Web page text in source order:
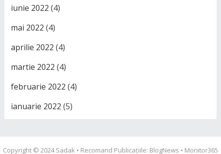
iunie 2022 (4)
mai 2022 (4)
aprilie 2022 (4)
martie 2022 (4)
februarie 2022 (4)
ianuarie 2022 (5)
Copyright © 2024Sadak • Recomand Publicațiile: BlogNews • Monitor365